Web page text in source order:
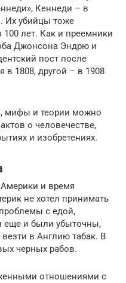
Кеннеди – в
Их убийцы тоже
100 лет. Как и преемники
Джонсона Эндрю и
пост после
в 1808, другой – в 1908
мифы и теории можно
о человечестве,
и изобретениях.
и время
не хотел принимать
с едой,
еще и были убыточны,
в Англию табак. В
черных рабов.
отношениями с